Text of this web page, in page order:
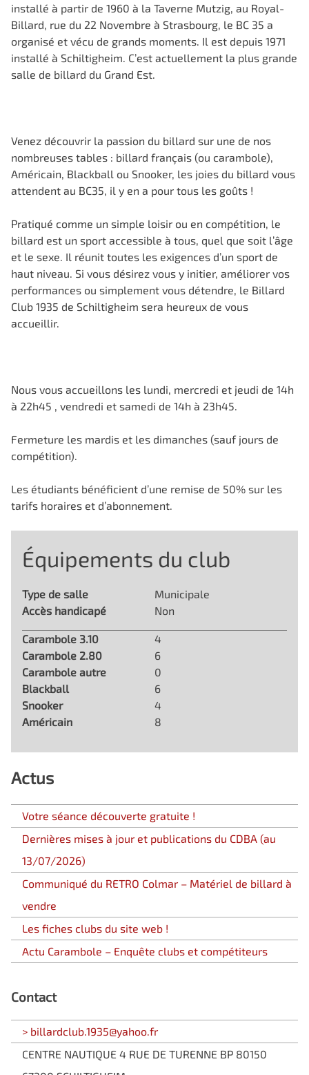
installé à partir de 1960 à la Taverne Mutzig, au Royal-
Billard, rue du 22 Novembre à Strasbourg, le BC 35 a
organisé et vécu de grands moments. Il est depuis 1971
installé à Schiltigheim. C’est actuellement la plus grande
salle de billard du Grand Est.
Venez découvrir la passion du billard sur une de nos
nombreuses tables : billard français (ou carambole),
Américain, Blackball ou Snooker, les joies du billard vous
attendent au BC35, il y en a pour tous les goûts !
Pratiqué comme un simple loisir ou en compétition, le
billard est un sport accessible à tous, quel que soit l’âge
et le sexe. Il réunit toutes les exigences d’un sport de
haut niveau. Si vous désirez vous y initier, améliorer vos
performances ou simplement vous détendre, le Billard
Club 1935 de Schiltigheim sera heureux de vous
accueillir.
Nous vous accueillons les lundi, mercredi et jeudi de 14h
à 22h45 , vendredi et samedi de 14h à 23h45.
Fermeture les mardis et les dimanches (sauf jours de
compétition).
Les étudiants bénéficient d’une remise de 50% sur les
tarifs horaires et d’abonnement.
Équipements du club
Type de salle
Municipale
Accès handicapé
Non
Carambole 3.10
4
Carambole 2.80
6
Carambole autre
0
Blackball
6
Snooker
4
Américain
8
Actus
Votre séance découverte gratuite !
Dernières mises à jour et publications du CDBA (au
13/07/2026)
Communiqué du RETRO Colmar – Matériel de billard à
vendre
Les fiches clubs du site web !
Actu Carambole – Enquête clubs et compétiteurs
Contact
> billardclub.1935@yahoo.fr
CENTRE NAUTIQUE 4 RUE DE TURENNE BP 80150